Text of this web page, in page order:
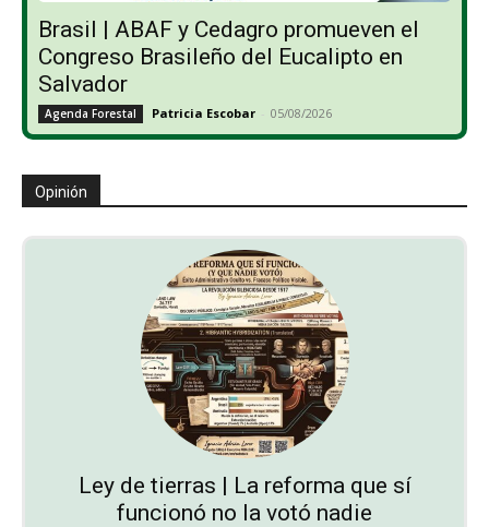
Brasil | ABAF y Cedagro promueven el
Congreso Brasileño del Eucalipto en
Salvador
Agenda Forestal Patricia Escobar - 05/08/2026
Opinión
Ley de tierras | La reforma que sí
funcionó no la votó nadie